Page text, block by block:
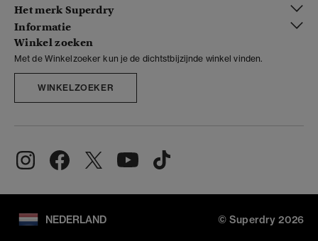
Het merk Superdry
Informatie
Winkel zoeken
Met de Winkelzoeker kun je de dichtstbijzijnde winkel vinden.
WINKELZOEKER
NEDERLAND © Superdry 2026